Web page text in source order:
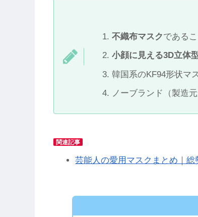
不織布マスクであるこ
小顔に見える3D立体
韓国系のKF94形状マ
ノーブランド（製造
関連記事
芸能人の愛用マスクまとめ｜